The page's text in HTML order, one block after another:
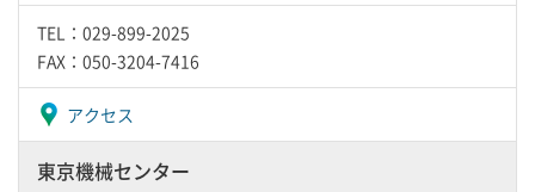
TEL：029-899-2025
FAX：050-3204-7416
アクセス
東京機械センター